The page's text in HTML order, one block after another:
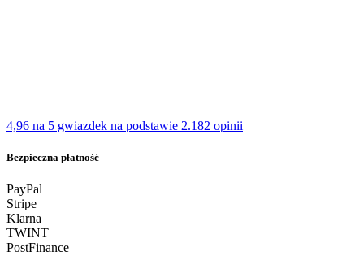
4,96 na 5 gwiazdek na podstawie 2.182 opinii
Bezpieczna płatność
PayPal
Stripe
Klarna
TWINT
PostFinance